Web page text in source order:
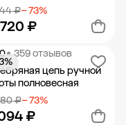
₽− 73%
₽
Добавить в корзину
• 359 отзывов
цепь ручной
полновесная
₽− 73%
₽